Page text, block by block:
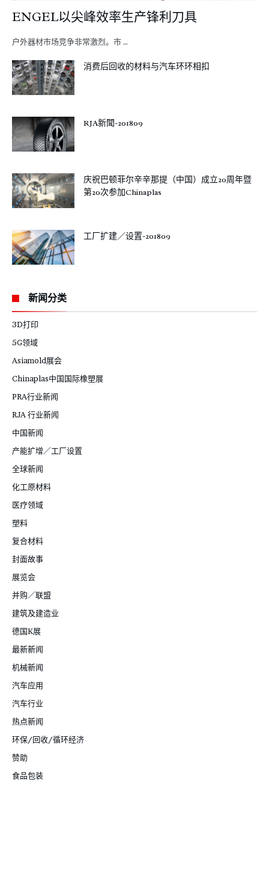
ENGEL以尖峰效率生产锋利刀具
户外器材市场竞争非常激烈。市 …
消费后回收的材料与汽车环环相扣
RJA新聞-201809
庆祝巴顿菲尔辛辛那提（中国）成立20周年暨
第20次参加Chinaplas
工厂扩建／设置-201809
新闻分类
3D打印
5G领域
Asiamold展会
Chinaplas中国国际橡塑展
PRA行业新闻
RJA 行业新闻
中国新闻
产能扩增／工厂设置
全球新闻
化工原材料
医疗领域
塑料
复合材料
封面故事
展览会
并购／联盟
建筑及建造业
德国K展
最新新闻
机械新闻
汽车应用
汽车行业
热点新闻
环保/回收/循环经济
赞助
食品包装